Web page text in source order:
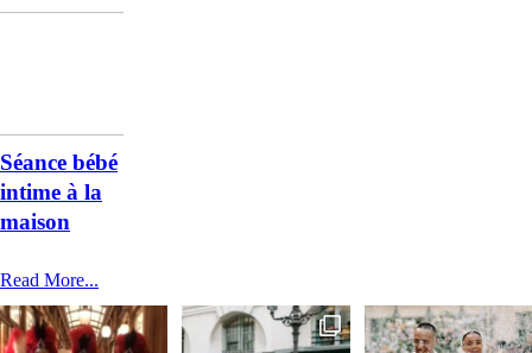
Séance bébé
intime à la
maison
Read More...